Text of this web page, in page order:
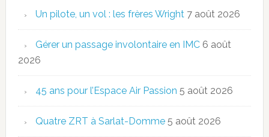
Un pilote, un vol : les frères Wright 7 août 2026
Gérer un passage involontaire en IMC 6 août
2026
45 ans pour l’Espace Air Passion 5 août 2026
Quatre ZRT à Sarlat-Domme 5 août 2026